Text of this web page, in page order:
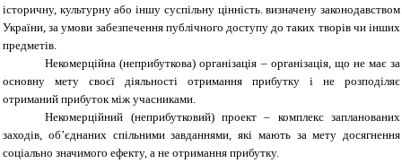
історичну, культурну або іншу суспільну цінність. визначену законодавством
України, за умови забезпечення публічного доступу до таких творів чи інших
предметів.
Некомерційна (неприбуткова) організація – організація, що не має за
основну мету своєї діяльності отримання прибутку і не розподіляє
отриманий прибуток між учасниками.
Некомерційний (неприбутковий) проект – комплекс запланованих
заходів, об’єднаних спільними завданнями, які мають за мету досягнення
соціально значимого ефекту, а не отримання прибутку.